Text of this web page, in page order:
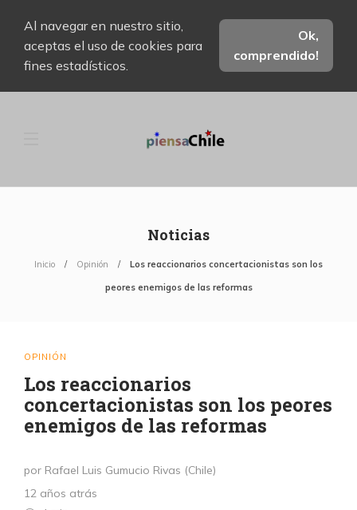
Al navegar en nuestro sitio,
aceptas el uso de cookies para
fines estadísticos.
Ok,
comprendido!
Noticias
Inicio Opinión Los reaccionarios concertacionistas son los
peores enemigos de las reformas
OPINIÓN
Los reaccionarios
concertacionistas son los peores
enemigos de las reformas
por Rafael Luis Gumucio Rivas (Chile)
12 años atrás